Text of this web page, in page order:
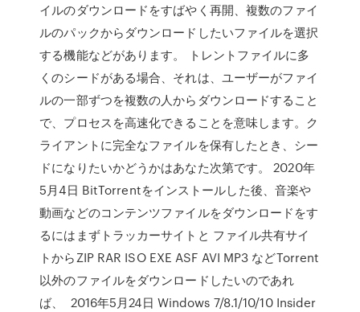
イルのダウンロードをすばやく再開、複数のファイ
ルのパックからダウンロードしたいファイルを選択
する機能などがあります。 トレントファイルに多
くのシードがある場合、それは、ユーザーがファイ
ルの一部ずつを複数の人からダウンロードすること
で、プロセスを高速化できることを意味します。ク
ライアントに完全なファイルを保有したとき、シー
ドになりたいかどうかはあなた次第です。 2020年
5月4日 BitTorrentをインストールした後、音楽や
動画などのコンテンツファイルをダウンロードをす
るにはまずトラッカーサイトと ファイル共有サイ
トからZIP RAR ISO EXE ASF AVI MP3 などTorrent
以外のファイルをダウンロードしたいのであれ
ば、 2016年5月24日 Windows 7/8.1/10/10 Insider